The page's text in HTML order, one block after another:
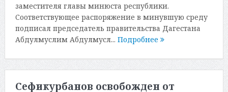
заместителя главы минюста республики.
Соответствующее распоряжение в минувшую среду
подписал председатель правительства Дагестана
Абдулмуслим Абдулмусл... Подробнее
Сефикурбанов освобожден от